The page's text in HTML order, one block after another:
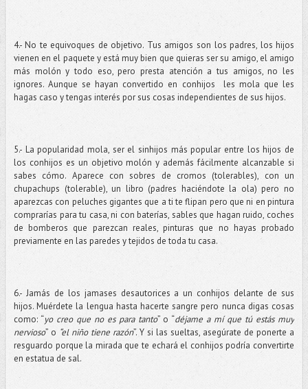
4.- No te equivoques de objetivo. Tus amigos son los padres, los hijos
vienen en el paquete y está muy bien que quieras ser su amigo, el amigo
más molón y todo eso, pero presta atención a tus amigos, no les
ignores. Aunque se hayan convertido en conhijos les mola que les
hagas caso y tengas interés por sus cosas independientes de sus hijos.
5.- La popularidad mola, ser el sinhijos más popular entre los hijos de
los conhijos es un objetivo molón y además fácilmente alcanzable si
sabes cómo. Aparece con sobres de cromos (tolerables), con un
chupachups (tolerable), un libro (padres haciéndote la ola) pero no
aparezcas con peluches gigantes que a ti te flipan pero que ni en pintura
comprarías para tu casa, ni con baterías, sables que hagan ruido, coches
de bomberos que parezcan reales, pinturas que no hayas probado
previamente en las paredes y tejidos de toda tu casa.
6.- Jamás de los jamases desautorices a un conhijos delante de sus
hijos. Muérdete la lengua hasta hacerte sangre pero nunca digas cosas
como: “yo creo que no es para tanto” o “déjame a mí que tú estás muy
nervioso” o “el niño tiene razón”. Y si las sueltas, asegúrate de ponerte a
resguardo porque la mirada que te echará el conhijos podría convertirte
en estatua de sal.